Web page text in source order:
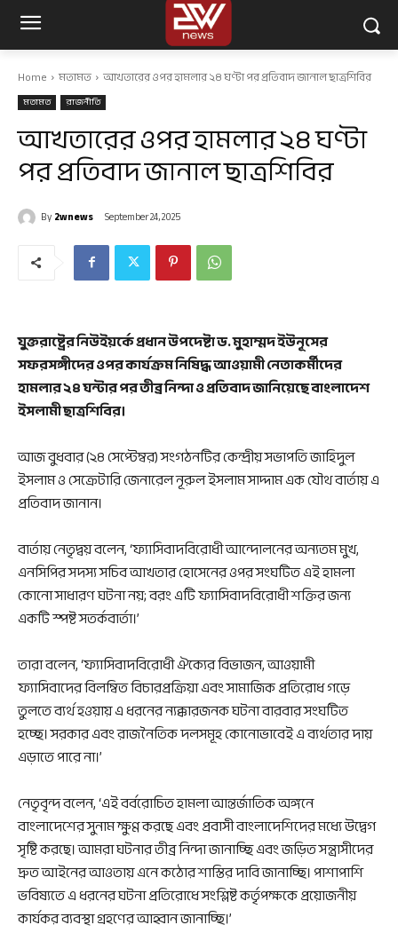
Home মতামত আখতারের ওপর হামলার ২৪ ঘণ্টা পর প্রতিবাদ জানাল ছাত্রশিবির
মতামত রাজনীতি
আখতারের ওপর হামলার ২৪ ঘণ্টা
পর প্রতিবাদ জানাল ছাত্রশিবির
By2wnews September 24, 2025
যুক্তরাষ্ট্রের নিউইয়র্কে প্রধান উপদেষ্টা ড. মুহাম্মদ ইউনূসের
সফরসঙ্গীদের ওপর কার্যক্রম নিষিদ্ধ আওয়ামী নেতাকর্মীদের
হামলার ২৪ ঘন্টার পর তীব্র নিন্দা ও প্রতিবাদ জানিয়েছে বাংলাদেশ
ইসলামী ছাত্রশিবির।
আজ বুধবার (২৪ সেপ্টেম্বর) সংগঠনটির কেন্দ্রীয় সভাপতি জাহিদুল
ইসলাম ও সেক্রেটারি জেনারেল নূরুল ইসলাম সাদ্দাম এক যৌথ বার্তায় এ
প্রতিবাদ জানান।
বার্তায় নেতৃদ্বয় বলেন, ‘ফ্যাসিবাদবিরোধী আন্দোলনের অন্যতম মুখ,
এনসিপির সদস্য সচিব আখতার হোসেনের ওপর সংঘটিত এই হামলা
কোনো সাধারণ ঘটনা নয়; বরং এটি ফ্যাসিবাদবিরোধী শক্তির জন্য
একটি স্পষ্ট সতর্কবার্তা।’
তারা বলেন, ‘ফ্যাসিবাদবিরোধী ঐক্যের বিভাজন, আওয়ামী
ফ্যাসিবাদের বিলম্বিত বিচারপ্রক্রিয়া এবং সামাজিক প্রতিরোধ গড়ে
তুলতে ব্যর্থ হওয়ায় এ ধরনের ন্যক্কারজনক ঘটনা বারবার সংঘটিত
হচ্ছে। সরকার এবং রাজনৈতিক দলসমূহ কোনোভাবেই এ ব্যর্থতার দায়
এড়াতে পারে না।’
নেতৃবৃন্দ বলেন, ‘এই বর্বরোচিত হামলা আন্তর্জাতিক অঙ্গনে
বাংলাদেশের সুনাম ক্ষুণ্ণ করছে এবং প্রবাসী বাংলাদেশিদের মধ্যে উদ্বেগ
সৃষ্টি করছে। আমরা ঘটনার তীব্র নিন্দা জানাচ্ছি এবং জড়িত সন্ত্রাসীদের
দ্রুত আইনের আওতায় এনে কঠোর শাস্তির দাবি জানাচ্ছি। পাশাপাশি
ভবিষ্যতে এ ধরনের ঘটনা প্রতিরোধে সংশ্লিষ্ট কর্তৃপক্ষকে প্রয়োজনীয়
কার্যকর ব্যবস্থা গ্রহণের আহ্বান জানাচ্ছি।’